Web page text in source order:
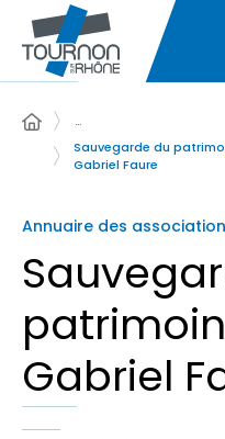
…
Sauvegarde du
Gabriel Faure
Annuaire des
Gabriel